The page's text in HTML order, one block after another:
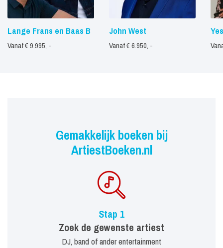
Lange Frans en Baas B
Vanaf € 9.995, -
John West
Vanaf € 6.950, -
Gemakkelijk boeken bij
ArtiestBoeken.nl
Stap 1
Zoek de gewenste artiest
DJ, band of ander entertainment